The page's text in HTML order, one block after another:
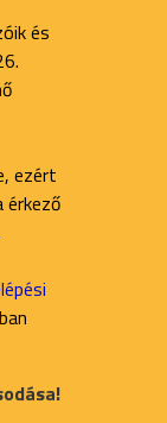
és
ezért
érkező